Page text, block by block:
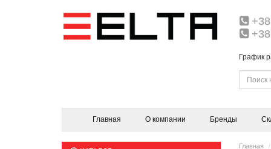
График
Главная О компании Бренды
Главная